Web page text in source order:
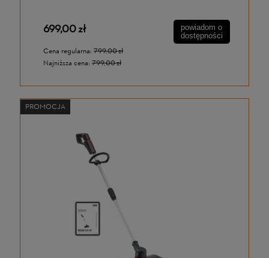
699,00 zł
Cena regularna: 799,00 zł
Najniższa cena: 799,00 zł
powiadom o
dostępności
PROMOCJA